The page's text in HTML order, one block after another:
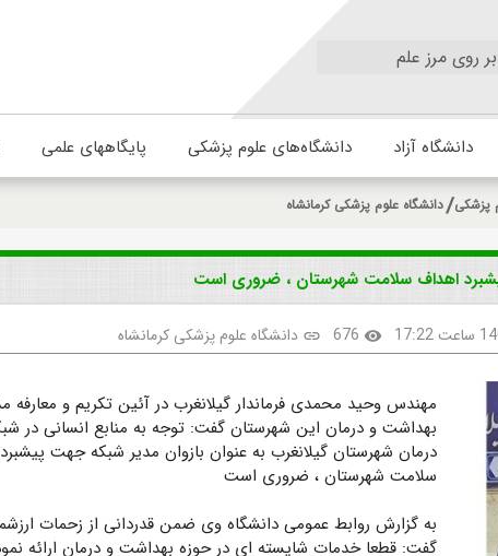
روی مرز علم
دانشگاه آزاد دانشگاه‌های علوم پزشکی پایگاههای علمی
پزشکی دانشگاه علوم پزشکی کرمانشاه
اهداف سلامت شهرستان ، ضروری است
visibility
676
link دانشگاه علوم پزشکی کرمانشاه
مهندس وحید محمدی فرماندار گیلانغرب در آئین تکریم و معارفه
بهداشت و درمان این شهرستان گفت: توجه به منابع انسانی در
درمان شهرستان گیلانغرب به عنوان بازوان مدیر شبکه جهت
سلامت شهرستان ، ضروری است
به گزارش روابط عمومی دانشگاه وی ضمن قدردانی از زحمات
گفت: قطعا خدمات شایسته ای در حوزه بهداشت و درمان ارائه